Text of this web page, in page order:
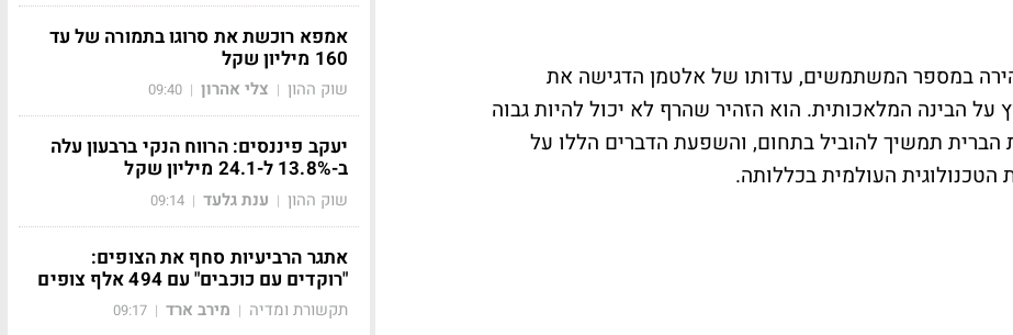
במספר המשתמשים, עדותו של אלטמן הדגישה את
על הבינה המלאכותית. הוא הזהיר שהרף לא יכול להיות גבוה
הברית תמשיך להוביל בתחום, והשפעת הדברים הללו על
העולמית בכללותה.
אמפא רוכשת את סרוגו בתמורה של עד
160 מיליון שקל
שוק ההון | צלי אהרון |
09:40
יעקב פיננסים: הרווח הנקי ברבעון עלה
ב-13.8% ל-24.1 מיליון שקל
שוק ההון | ענת גלעד |
09:14
אתגר הרביעיות סחף את הצופים:
"רוקדים עם כוכבים" עם 494 אלף צופים
תקשורת ומדיה | מירב ארד |
09:17